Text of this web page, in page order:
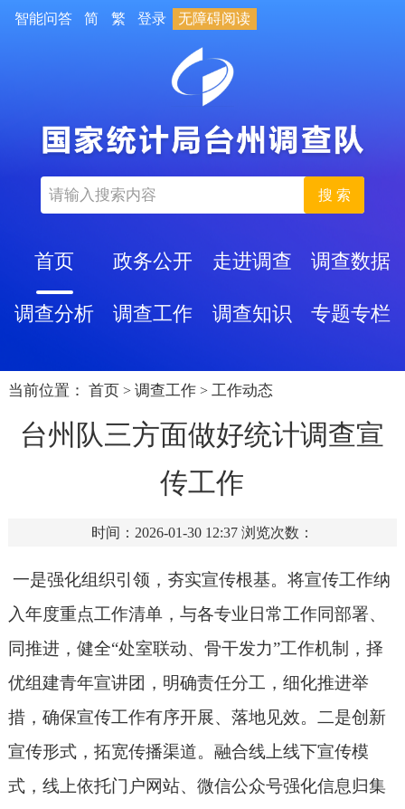
智能问答 简 繁 登录 无障碍阅读
搜 索
首页 政务公开 走进调查 调查数据
调查分析 调查工作 调查知识 专题专栏
当前位置： 首页 > 调查工作 > 工作动态
台州队三方面做好统计调查宣
传工作
时间：2026-01-30 12:37 浏览次数：
一是强化组织引领，夯实宣传根基。将宣传工作纳
入年度重点工作清单，与各专业日常工作同部署、
同推进，健全“处室联动、骨干发力”工作机制，择
优组建青年宣讲团，明确责任分工，细化推进举
措，确保宣传工作有序开展、落地见效。二是创新
宣传形式，拓宽传播渠道。融合线上线下宣传模
式，线上依托门户网站、微信公众号强化信息归集